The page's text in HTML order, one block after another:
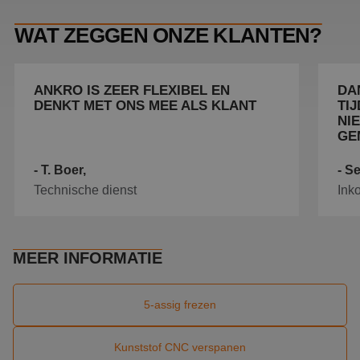
WAT ZEGGEN ONZE KLANTEN?
ANKRO IS ZEER FLEXIBEL EN
DENKT MET ONS MEE ALS KLANT
- T. Boer,
Technische dienst
-
MEER INFORMATIE
5-assig frezen
Kunststof CNC verspanen
van
te
Het is
wordt
kan
CookieScriptConsent
CookieScript
door